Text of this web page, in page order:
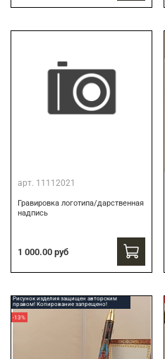
арт. 11112021
Гравировка логотипа/дарственная
надпись
1 000.00 руб
Рисунок изделия защищен авторским
правом! Копирование запрещено!
-13%